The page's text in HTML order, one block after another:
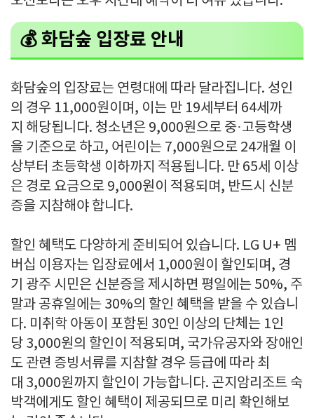
💰 화담숲 입장료 안내
화담숲의 입장료는 연령대에 따라 달라집니다. 성인
의 경우 11,000원이며, 이는 만 19세부터 64세까
지 해당됩니다. 청소년은 9,000원으로 중·고등학생
을 기준으로 하고, 어린이는 7,000원으로 24개월 이
상부터 초등학생 이하까지 적용됩니다. 만 65세 이상
은 경로 요금으로 9,000원이 적용되며, 반드시 신분
증을 지참해야 합니다.
할인 혜택도 다양하게 준비되어 있습니다. LG U+ 멤
버십 이용자는 입장료에서 1,000원이 할인되며, 경
기 광주 시민은 신분증을 제시하면 평일에는 50%, 주
말과 공휴일에는 30%의 할인 혜택을 받을 수 있습니
다. 미취학 아동이 포함된 30인 이상의 단체는 1인
당 3,000원의 할인이 적용되며, 국가유공자와 장애인
도 관련 증빙서류를 지참할 경우 등급에 따라 최
대 3,000원까지 할인이 가능합니다. 곤지암리조트 숙
박객에게도 할인 혜택이 제공되므로 미리 확인해보